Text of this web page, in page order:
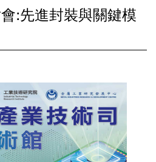
:先進封裝與關鍵模